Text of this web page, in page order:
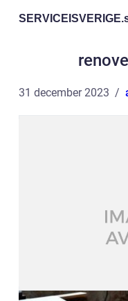
SERVICEISVERIGE.
31 december 2023